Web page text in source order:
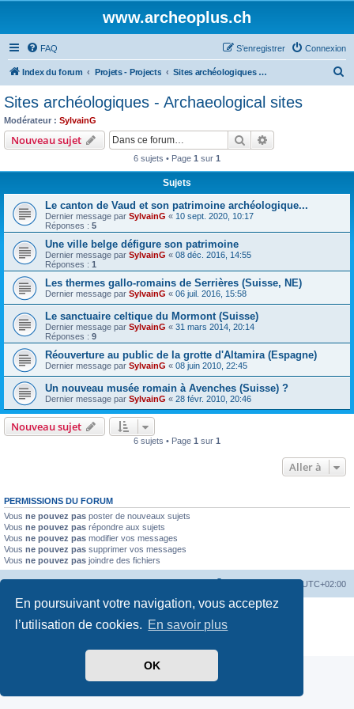
En poursuivant votre navigation, vous acceptez
l’utilisation de cookies. En savoir plus
OK
www.archeoplus.ch
FAQ Connexion
S’enregistrer
Index du forum Projets - Projects Sites archéologiques - Archaeological sites
Sites archéologiques - Archaeological sites
Modérateur : SylvainG
Nouveau sujet Rechercher
6 sujets • Page 1 sur 1
Sujets
Le canton de Vaud et son patrimoine archéologique...
Dernier message par SylvainG « 10 sept. 2020, 10:17
Réponses : 5
Une ville belge défigure son patrimoine
Dernier message par SylvainG « 08 déc. 2016, 14:55
Réponses : 1
Les thermes gallo-romains de Serrières (Suisse, NE)
Dernier message par SylvainG « 06 juil. 2016, 15:58
Le sanctuaire celtique du Mormont (Suisse)
Dernier message par SylvainG « 31 mars 2014, 20:14
Réponses : 9
Réouverture au public de la grotte d'Altamira (Espagne)
Dernier message par SylvainG « 08 juin 2010, 22:45
Un nouveau musée romain à Avenches (Suisse) ?
Dernier message par SylvainG « 28 févr. 2010, 20:46
Nouveau sujet
6 sujets • Page 1 sur 1
Aller à
PERMISSIONS DU FORUM
Vous ne pouvez pas poster de nouveaux sujets
Vous ne pouvez pas répondre aux sujets
Vous ne pouvez pas modifier vos messages
Vous ne pouvez pas supprimer vos messages
Vous ne pouvez pas joindre des fichiers
UTC+02:00
® Forum Software © phpBB Limited
Traduit parphpBB-fr.com